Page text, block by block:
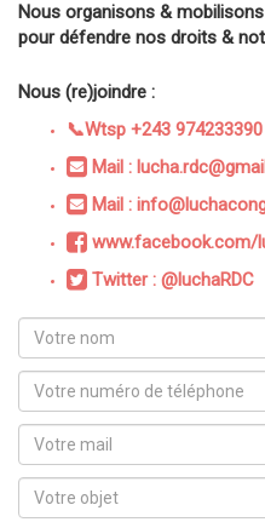
Nous organisons &
pour défendre nos droits &
Nous (re)joindre :
📞Wtsp +243 974233390
Mail :
Mail :
www.facebook.com/
Twitter : @luchaRDC